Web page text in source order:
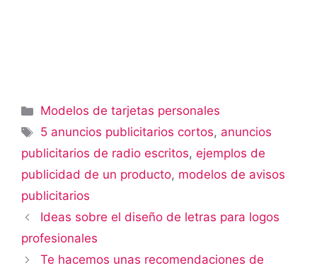
Categorías
Modelos de tarjetas personales
Etiquetas
5 anuncios publicitarios cortos, anuncios
publicitarios de radio escritos, ejemplos de
publicidad de un producto, modelos de avisos
publicitarios
Ideas sobre el diseño de letras para logos
profesionales
Te hacemos unas recomendaciones de